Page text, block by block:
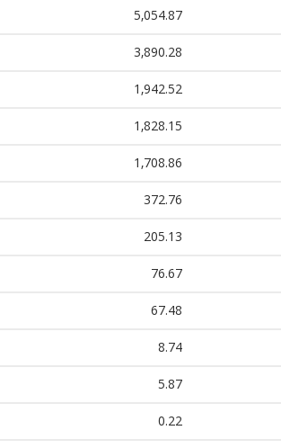
5,054.87
3,890.28
1,942.52
1,828.15
1,708.86
372.76
205.13
76.67
67.48
8.74
5.87
0.22